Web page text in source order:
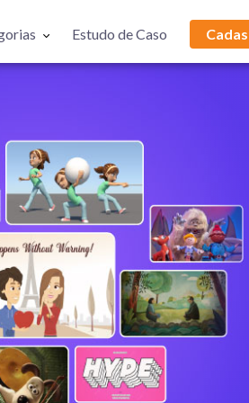
Estudo de Caso